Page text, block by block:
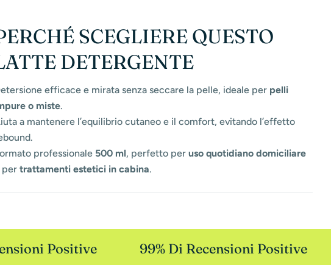
SCEGLIERE QUESTO
DETERGENTE
efficace e mirata senza seccare la pelle, ideale per pelli
o miste.
a mantenere l’equilibrio cutaneo e il comfort, evitando l’effetto
professionale 500 ml, perfetto peruso quotidiano domiciliare
pertrattamenti estetici in cabina.
Positive 99% Di Recensioni Positive